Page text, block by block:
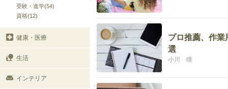
受験・進学(54)
資格(12)
健康・医療
生活
インテリア
プロ推薦、作業
選
小川 瞳